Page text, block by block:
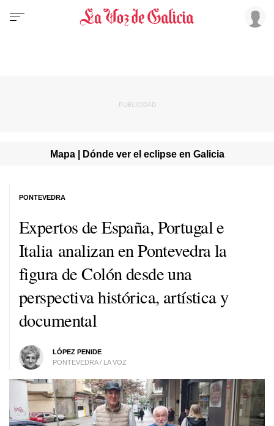
Mapa | Dónde ver el eclipse en Galicia
Expertos de España, Portugal e
Italia analizan en Pontevedra la
figura de Colón desde una
perspectiva histórica, artística y
documental
LÓPEZ PENIDE
PONTEVEDRA / LA VOZ
PONTEVEDRA